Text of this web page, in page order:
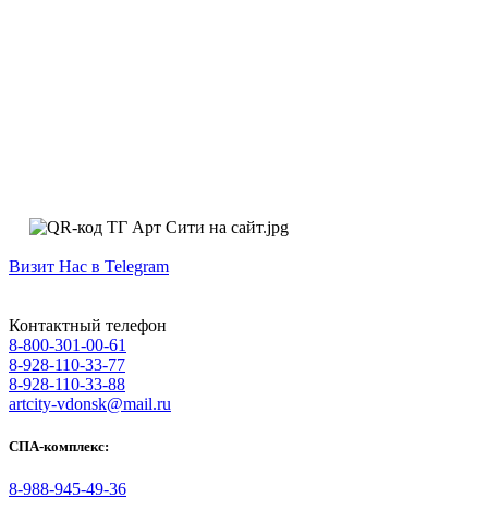
Визит Нас в Telegram
Контактный телефон
8-800-301-00-61
8-928-110-33-77
8-928-110-33-88
artcity-vdonsk@mail.ru
СПА-комплекс:
8-988-945-49-36